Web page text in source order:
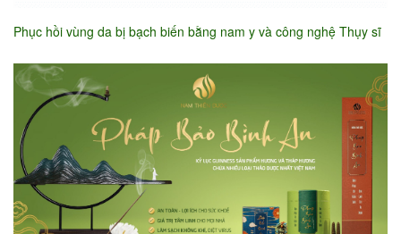
Phục hồi vùng da bị bạch biến bằng nam y và công nghệ Thụy sĩ